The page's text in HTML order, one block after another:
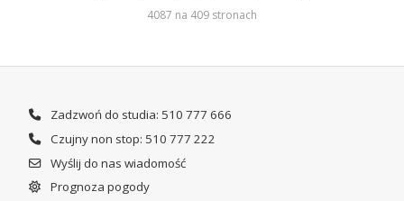
4087 na 409 stronach
Zadzwoń do studia: 510 777 666
Czujny non stop: 510 777 222
Wyślij do nas wiadomość
Prognoza pogody